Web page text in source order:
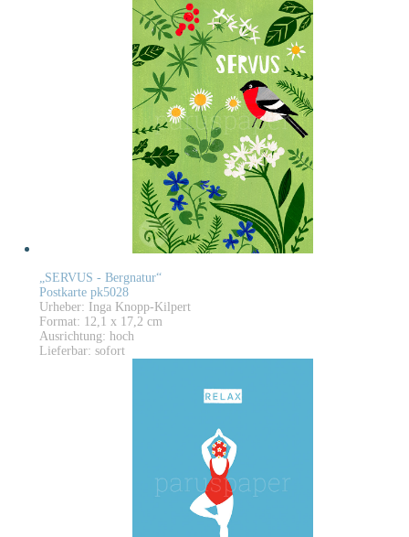
„SERVUS - Bergnatur“
Postkarte pk5028
Urheber: Inga Knopp-Kilpert
Format: 12,1 x 17,2 cm
Ausrichtung: hoch
Lieferbar: sofort